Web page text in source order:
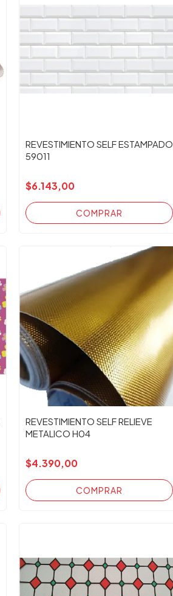
REVESTIMIENTO SELF ESTAMPADO
59011
$6.143,00
REVESTIMIENTO SELF RELIEVE
METALICO H04
$4.390,00